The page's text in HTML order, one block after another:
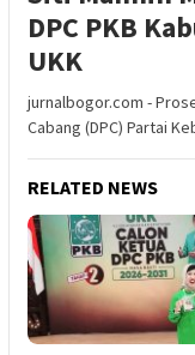
DPC PKB
UKK
jurnalbogor.com -
Cabang (DPC) Partai
RELATED NEWS